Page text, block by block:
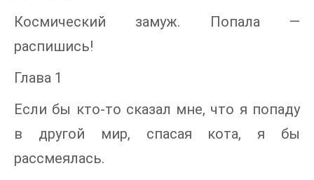
Космический замуж. Попала —
распишись!
Глава 1
Если бы кто-то сказал мне, что я попаду
в другой мир, спасая кота, я бы
рассмеялась.